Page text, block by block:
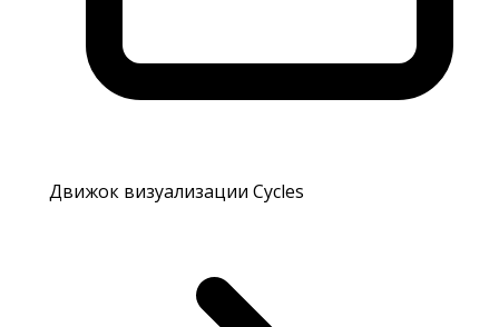
Движок визуализации Cycles